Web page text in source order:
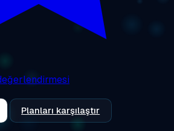
Planları karşılaştır